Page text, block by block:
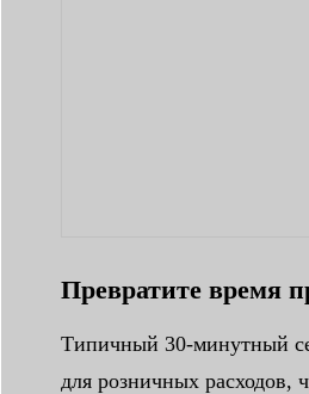
Превратите время
Типичный 30-минутный
для розничных расходов,